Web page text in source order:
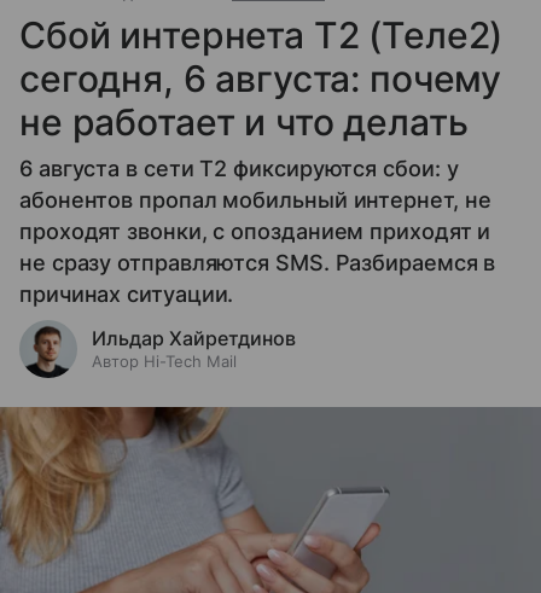
Сбой интернета T2 (Теле2)
сегодня, 6 августа: почему
не работает и что делать
6 августа в сети T2 фиксируются сбои: у
абонентов пропал мобильный интернет, не
проходят звонки, с опозданием приходят и
не сразу отправляются SMS. Разбираемся в
причинах ситуации.
Ильдар Хайретдинов
Автор Hi-Tech Mail